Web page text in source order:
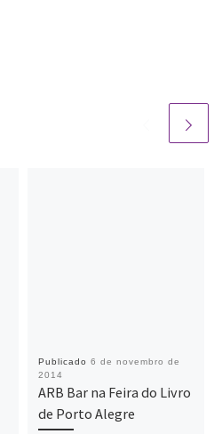
Publicado 6 de novembro de
2014
ARB Bar na Feira do Livro
de Porto Alegre